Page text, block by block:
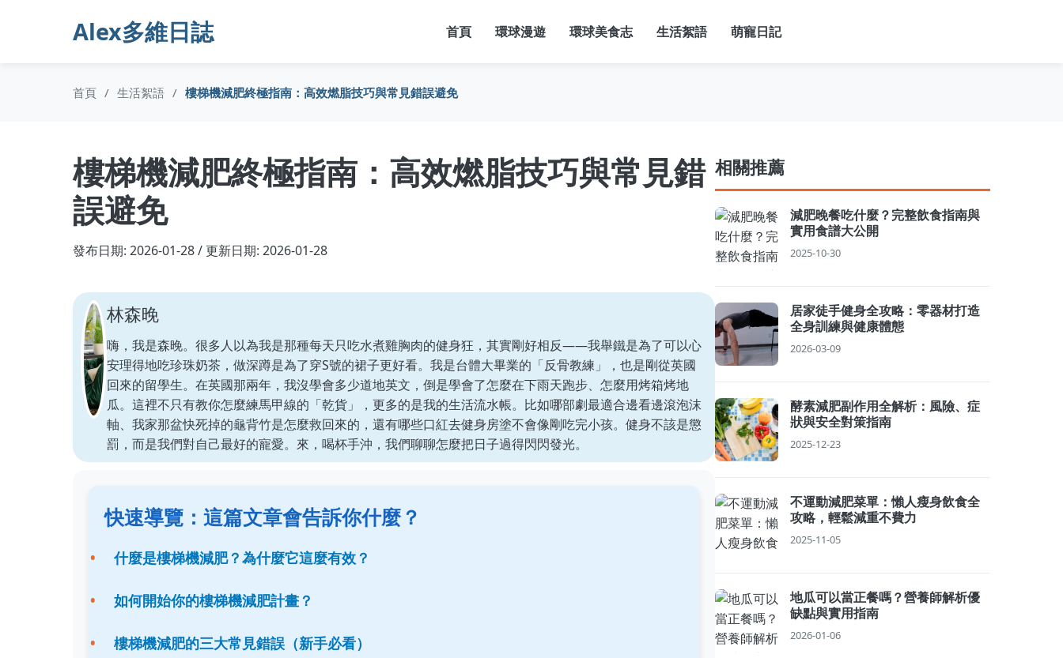
Alex多維日誌 首頁 環球漫遊 環球美食志 生活絮語 萌寵日記
首頁 / 生活絮語 / 樓梯機減肥終極指南：高效燃脂技巧與常見錯誤避免
樓梯機減肥終極指南：高效燃脂技巧與常見錯
誤避免
發布日期: 2026-01-28 / 更新日期: 2026-01-28
林森晚
嗨，我是森晚。很多人以為我是那種每天只吃水煮雞胸肉的健身狂，其實剛好相反——我舉鐵是為了可以心
安理得地吃珍珠奶茶，做深蹲是為了穿S號的裙子更好看。我是台體大畢業的「反骨教練」，也是剛從英國
回來的留學生。在英國那兩年，我沒學會多少道地英文，倒是學會了怎麼在下雨天跑步、怎麼用烤箱烤地
瓜。這裡不只有教你怎麼練馬甲線的「乾貨」，更多的是我的生活流水帳。比如哪部劇最適合邊看邊滾泡沫
軸、我家那盆快死掉的龜背竹是怎麼救回來的，還有哪些口紅去健身房塗不會像剛吃完小孩。健身不該是懲
罰，而是我們對自己最好的寵愛。來，喝杯手沖，我們聊聊怎麼把日子過得閃閃發光。
快速導覽：這篇文章會告訴你什麼？
什麼是樓梯機減肥？為什麼它這麼有效？
如何開始你的樓梯機減肥計畫？
樓梯機減肥的三大常見錯誤（新手必看）
相關推薦
減肥晚餐吃什麼？完整飲食指南與
實用食譜大公開
2025-10-30
居家徒手健身全攻略：零器材打造
全身訓練與健康體態
2026-03-09
酵素減肥副作用全解析：風險、症
狀與安全對策指南
2025-12-23
不運動減肥菜單：懶人瘦身飲食全
攻略，輕鬆減重不費力
2025-11-05
地瓜可以當正餐嗎？營養師解析優
缺點與實用指南
2026-01-06